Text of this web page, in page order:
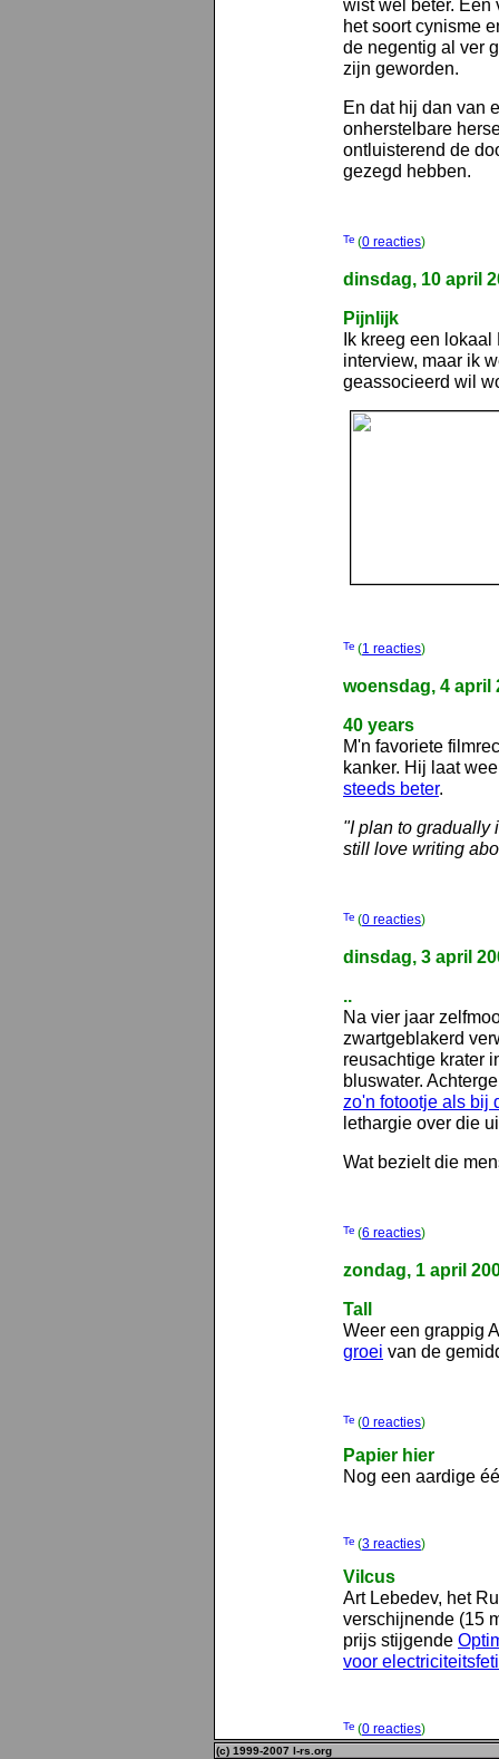
wist wel beter. Een
het soort cynisme
de negentig al ver
zijn geworden.
En dat hij dan van
onherstelbare
ontluisterend de
gezegd hebben.
(0 reacties)
dinsdag, 10 april
Pijnlijk
Ik kreeg een
interview, maar ik
geassocieerd wil
(1 reacties)
woensdag, 4 april
40 years
M'n favoriete
kanker. Hij laat
steeds beter.
"I plan to gradually
still love writing
(0 reacties)
dinsdag, 3 april
..
Na vier jaar
zwartgeblakerd
reusachtige krater
bluswater.
zo'n fotootje als bij
lethargie over die
Wat bezielt die
(6 reacties)
zondag, 1 april
Tall
Weer een grappig
groei van de
(0 reacties)
Papier hier
Nog een aardige
(3 reacties)
Vilcus
Art Lebedev, het
verschijnende (15
prijs stijgende
voor
(0 reacties)
(c) 1999-2007 l-rs.org